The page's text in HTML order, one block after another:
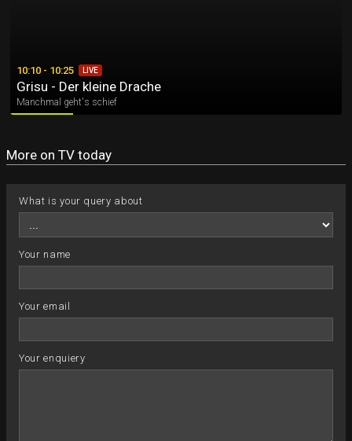
10:10 - 10:25 LIVE
Grisu - Der kleine Drache
Manchmal geht's schief
More on TV today
What is your query about
Your name
Your email
Your enquiery